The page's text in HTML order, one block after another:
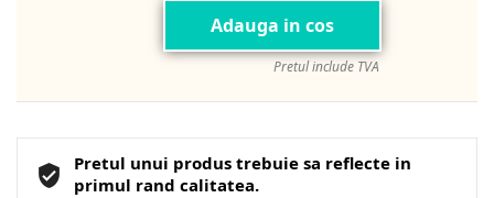
Adauga in cos
Pretul include TVA
Pretul unui produs trebuie sa reflecte in
primul rand calitatea.